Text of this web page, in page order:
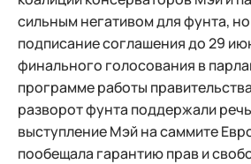
сильным негативом для фунта,
подписание соглашения до 29
финального голосования в
программе работы
разворот фунта поддержали
выступление Мэй на саммите
пообещала гарантию прав и